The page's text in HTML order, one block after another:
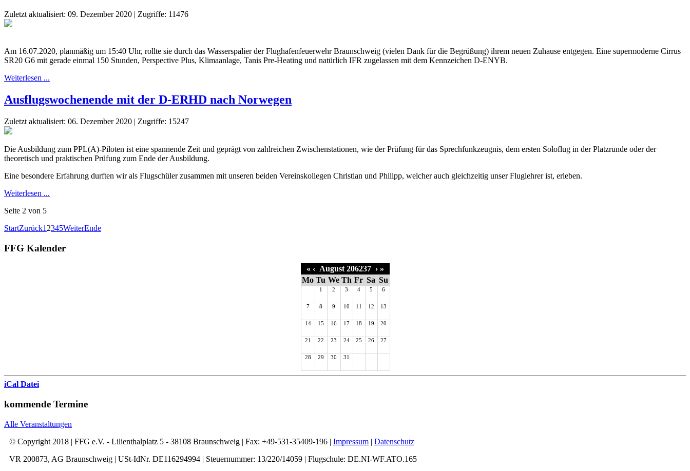
Zuletzt aktualisiert: 09. Dezember 2020 | Zugriffe: 11476
Am 16.07.2020, planmäßig um 15:40 Uhr, rollte sie durch das Wasserspalier der Flughafenfeuerwehr Braunschweig (vielen Dank für die Begrüßung) ihrem neuen Zuhause entgegen. Eine supermoderne Cirrus
SR20 G6 mit gerade einmal 150 Stunden, Perspective Plus, Klimaanlage, Tanis Pre-Heating und natürlich IFR zugelassen mit dem Kennzeichen D-ENYB.
Weiterlesen ...
Ausflugswochenende mit der D-ERHD nach Norwegen
Zuletzt aktualisiert: 06. Dezember 2020 | Zugriffe: 15247
Die Ausbildung zum PPL(A)-Piloten ist eine spannende Zeit und geprägt von zahlreichen Zwischenstationen, wie der Prüfung für das Sprechfunkzeugnis, dem ersten Soloflug in der Platzrunde oder der
theoretisch und praktischen Prüfung zum Ende der Ausbildung.
Eine besondere Erfahrung durften wir als Flugschüler zusammen mit unseren beiden Vereinskollegen Christian und Philipp, welcher auch gleichzeitig unser Fluglehrer ist, erleben.
Weiterlesen ...
Seite 2 von 5
StartZurück1 2345WeiterEnde
FFG Kalender
« ‹August 206237 › »
Mo Tu We Th Fr Sa Su
1 2 3 4 5 6
7 8 9 10 11 12 13
14 15 16 17 18 19 20
21 22 23 24 25 26 27
28 29 30 31
iCal Datei
kommende Termine
Alle Veranstaltungen
© Copyright 2018 | FFG e.V. - Lilienthalplatz 5 - 38108 Braunschweig | Fax: +49-531-35409-196 | Impressum | Datenschutz
VR 200873, AG Braunschweig | USt-IdNr. DE116294994 | Steuernummer: 13/220/14059 | Flugschule: DE.NI-WF.ATO.165